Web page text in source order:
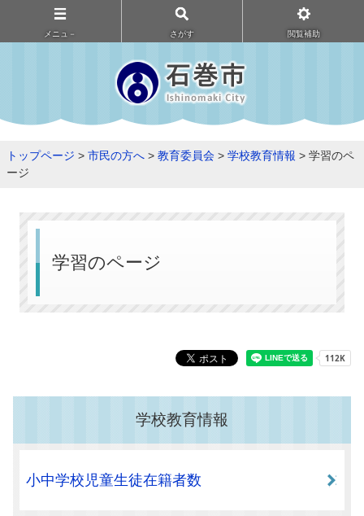
メニュ－ さがす 閲覧補助
トップページ > 市民の方へ > 教育委員会 > 学校教育情報 > 学習のペ
ージ
学習のページ
学校教育情報
小中学校児童生徒在籍者数